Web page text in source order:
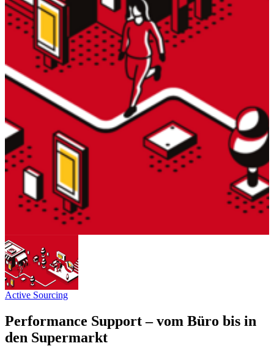
Active Sourcing
Performance Support – vom Büro bis in
den Supermarkt